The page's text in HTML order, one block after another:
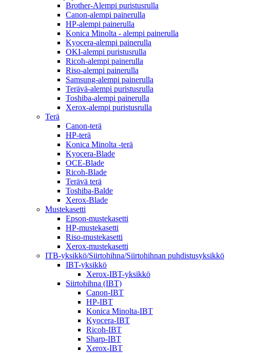
Brother-Alempi puristusrulla
Canon-alempi painerulla
HP-alempi painerulla
Konica Minolta - alempi painerulla
Kyocera-alempi painerulla
OKI-alempi puristusrulla
Ricoh-alempi painerulla
Riso-alempi painerulla
Samsung-alempi painerulla
Terävä-alempi puristusrulla
Toshiba-alempi painerulla
Xerox-alempi puristusrulla
Terä
Canon-terä
HP-terä
Konica Minolta -terä
Kyocera-Blade
OCE-Blade
Ricoh-Blade
Terävä terä
Toshiba-Balde
Xerox-Blade
Mustekasetti
Epson-mustekasetti
HP-mustekasetti
Riso-mustekasetti
Xerox-mustekasetti
ITB-yksikkö/Siirtohihna/Siirtohihnan puhdistusyksikkö
IBT-yksikkö
Xerox-IBT-yksikkö
Siirtohihna (IBT)
Canon-IBT
HP-IBT
Konica Minolta-IBT
Kyocera-IBT
Ricoh-IBT
Sharp-IBT
Xerox-IBT